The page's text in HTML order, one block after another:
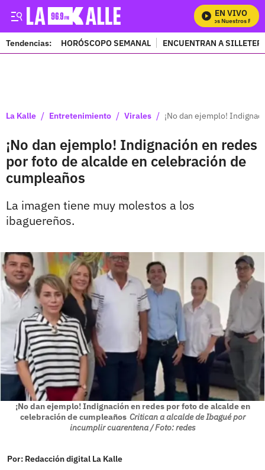
EN VIVO
Mira Todos Nuestros
Tendencias: HORÓSCOPO SEMANAL ENCUENTRAN A
La Kalle / Entretenimiento / Virales / ¡No dan ejemplo!
¡No dan ejemplo! Indignación en redes
por foto de alcalde en celebración de
cumpleaños
La imagen tiene muy molestos a los
ibaguereños.
¡No dan ejemplo! Indignación en redes por foto de alcalde en
celebración de cumpleaños Critican a alcalde de Ibagué por
incumplir cuarentena / Foto: redes
Por: Redacción digital La Kalle